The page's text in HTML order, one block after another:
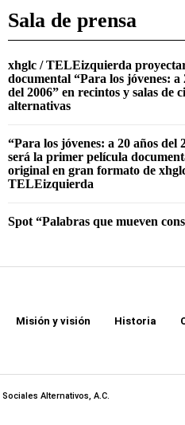
Sala de prensa
xhglc / TELEizquierda
documental “Para los jóvenes: a
del 2006” en recintos y salas de
alternativas
“Para los jóvenes: a 20 años del
será la primer película
original en gran formato de
TELEizquierda
Spot “Palabras que mueven
Misión y visión Historia
Alternativos, A.C.